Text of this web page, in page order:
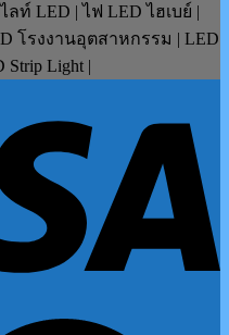
ท์ LED | ไฟ LED ไฮเบย์ |
โรงงานอุตสาหกรรม | LED
Light |